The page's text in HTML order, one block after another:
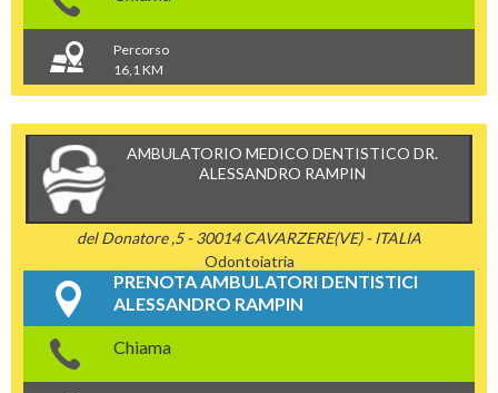
Percorso
16,1 KM
AMBULATORIO MEDICO DENTISTICO DR.
ALESSANDRO RAMPIN
del Donatore ,5 - 30014 CAVARZERE(VE) - ITALIA
Odontoiatria
PRENOTA AMBULATORI DENTISTICI
ALESSANDRO RAMPIN
Chiama